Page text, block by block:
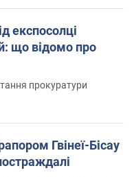
прокуратури
Гвінеї-Бісау